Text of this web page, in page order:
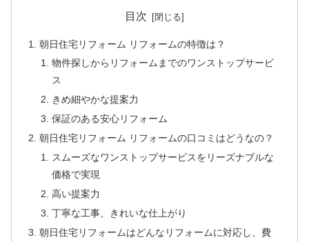
目次
朝日住宅リフォーム リフォームの特徴は？
物件探しからリフォームまでのワンストップサービ
ス
きめ細やかな提案力
保証のある安心リフォーム
朝日住宅リフォーム リフォームの口コミはどうなの？
スムーズなワンストップサービスをリーズナブルな
価格で実現
高い提案力
丁寧な工事、きれいな仕上がり
朝日住宅リフォームはどんなリフォームに対応し、費